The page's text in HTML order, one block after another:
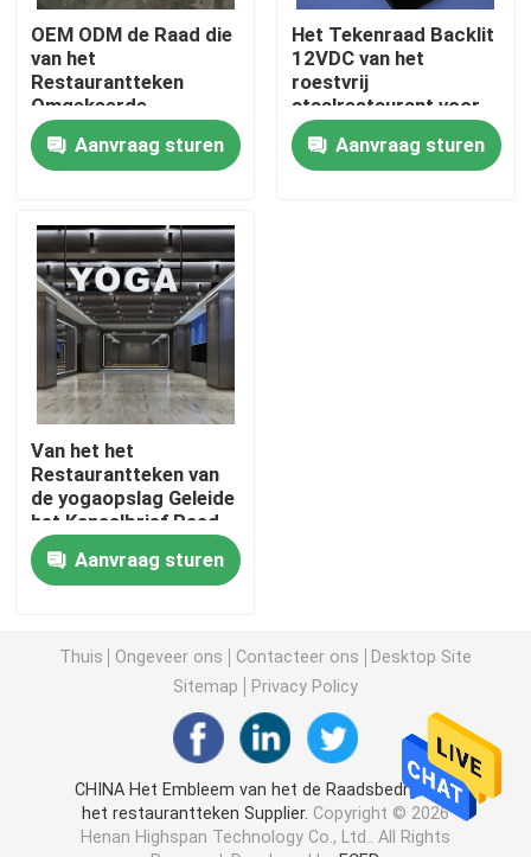
Contacteer ons
Verzoek om een Citaat
3d brieventeken
Het teken van de kanaalbrief
Backlit Brieventeken
Geleide acrylbrieven
het teken van het douaneneon
geleid neonteken
Acrylbrieventeken
Huisnummerteken
Opslag voorteken
OEM ODM de Raad die
van het
Restaurantteken
Omgekeerde
Kanaalbrieven
adverteren
Aanvraag sturen
Het Tekenraad Backlit
12VDC van het
roestvrij
staalrestaurant voor
Shop Company
Firmanaam
Aanvraag sturen
Van het het
Restaurantteken van
de yogaopslag Geleide
het Kanaalbrief Raad
met
Metaaltoevoerkanaal
Aanvraag sturen
Thuis Ongeveer ons Contacteer ons
Desktop Site
Sitemap
Privacy Policy
CHINA Het Embleem van het de Raadsbedrijf van
het restaurantteken Supplier. Copyright © 2026
Henan Highspan Technology Co., Ltd.. All Rights